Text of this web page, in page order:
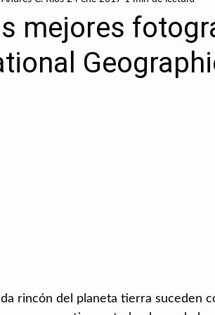
Cirugia refractiva Cirugía
mejores
rincón del planeta tierra suceden